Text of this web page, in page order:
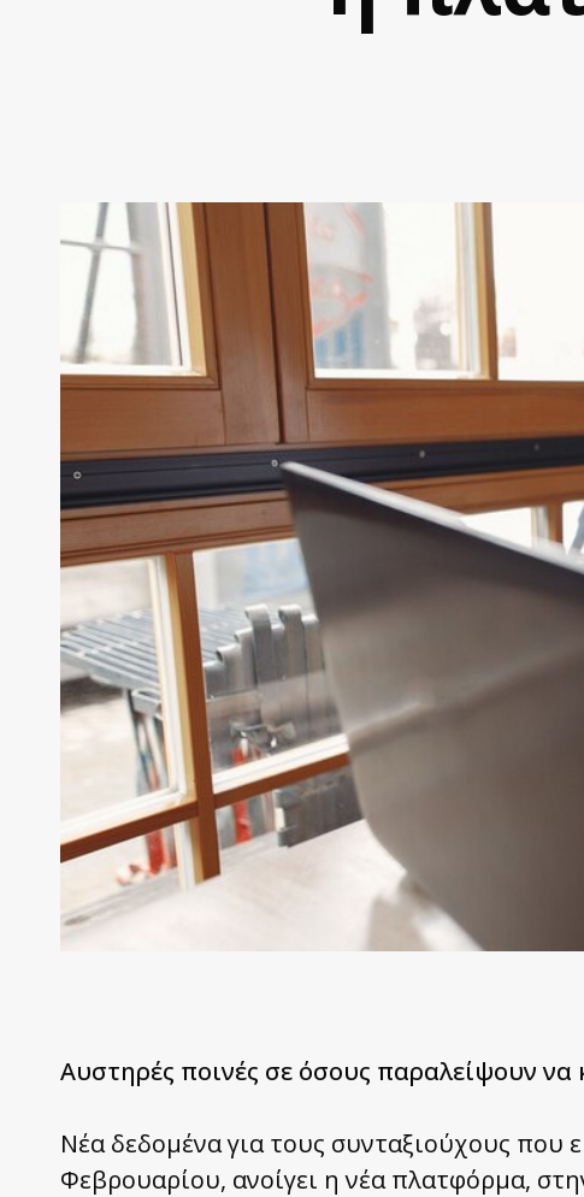
Aυστηρές ποινές σε όσους παραλείψουν
Νέα δεδομένα για τους συνταξιούχους που
Φεβρουαρίου, ανοίγει η νέα πλατφόρμα,